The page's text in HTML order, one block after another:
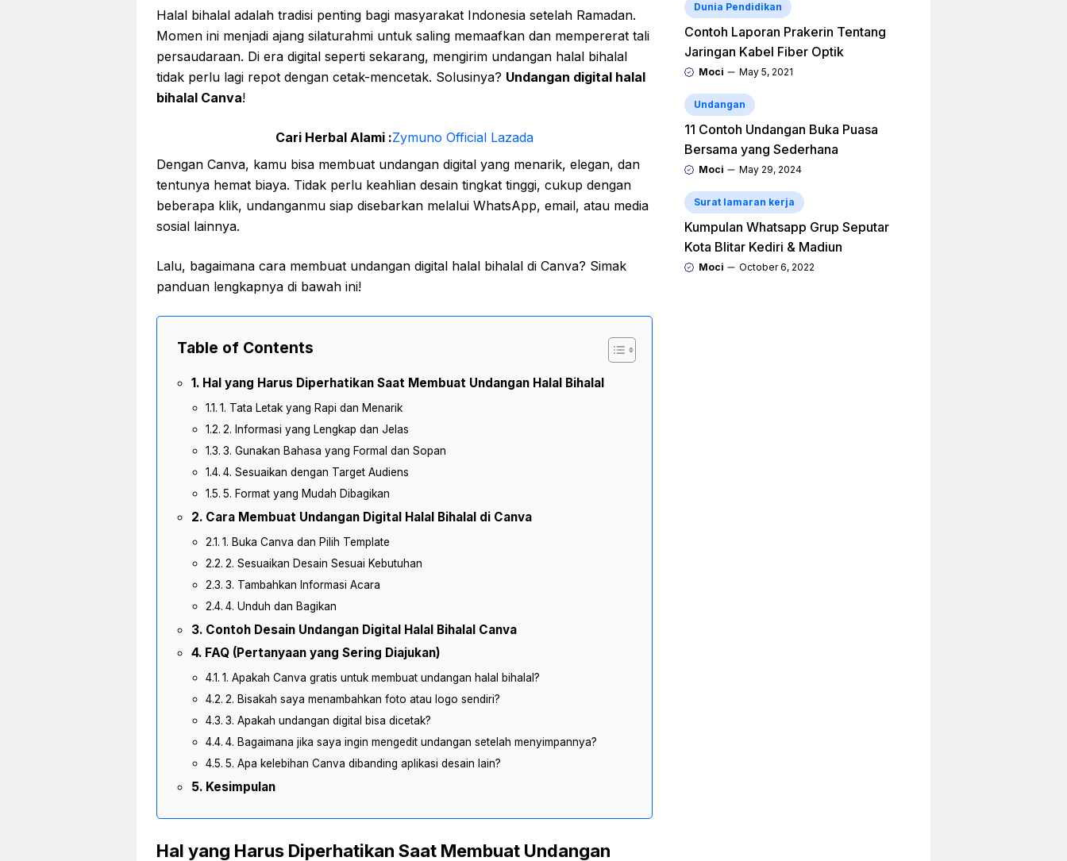
Halal bihalal adalah tradisi penting bagi masyarakat Indonesia setelah Ramadan.
Momen ini menjadi ajang silaturahmi untuk saling memaafkan dan mempererat tali
persaudaraan. Di era digital seperti sekarang, mengirim undangan halal bihalal
tidak perlu lagi repot dengan cetak-mencetak. Solusinya? Undangan digital halal
bihalal Canva!
Cari Herbal Alami :Zymuno Official Lazada
Dengan Canva, kamu bisa membuat undangan digital yang menarik, elegan, dan
tentunya hemat biaya. Tidak perlu keahlian desain tingkat tinggi, cukup dengan
beberapa klik, undanganmu siap disebarkan melalui WhatsApp, email, atau media
sosial lainnya.
Lalu, bagaimana cara membuat undangan digital halal bihalal di Canva? Simak
panduan lengkapnya di bawah ini!
Table of Contents
Hal yang Harus Diperhatikan Saat Membuat Undangan Halal Bihalal
1. Tata Letak yang Rapi dan Menarik
2. Informasi yang Lengkap dan Jelas
3. Gunakan Bahasa yang Formal dan Sopan
4. Sesuaikan dengan Target Audiens
5. Format yang Mudah Dibagikan
Cara Membuat Undangan Digital Halal Bihalal di Canva
1. Buka Canva dan Pilih Template
2. Sesuaikan Desain Sesuai Kebutuhan
3. Tambahkan Informasi Acara
4. Unduh dan Bagikan
Contoh Desain Undangan Digital Halal Bihalal Canva
FAQ (Pertanyaan yang Sering Diajukan)
1. Apakah Canva gratis untuk membuat undangan halal bihalal?
2. Bisakah saya menambahkan foto atau logo sendiri?
3. Apakah undangan digital bisa dicetak?
4. Bagaimana jika saya ingin mengedit undangan setelah menyimpannya?
5. Apa kelebihan Canva dibanding aplikasi desain lain?
Kesimpulan
Hal yang Harus Diperhatikan Saat Membuat Undangan
Dunia Pendidikan
Contoh Laporan Prakerin Tentang
Jaringan Kabel Fiber Optik
Moci May 5, 2021
Undangan
11 Contoh Undangan Buka Puasa
Bersama yang Sederhana
Moci May 29, 2024
Surat lamaran kerja
Kumpulan Whatsapp Grup Seputar
Kota Blitar Kediri & Madiun
Moci October 6, 2022